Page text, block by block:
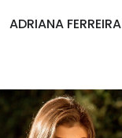
ADRIANA FERREIRA